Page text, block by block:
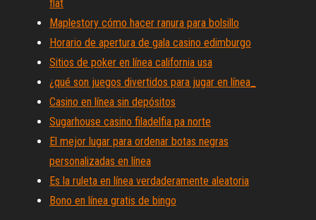
flat
Maplestory cómo hacer ranura para bolsillo
Horario de apertura de gala casino edimburgo
Sitios de poker en línea california usa
¿qué son juegos divertidos para jugar en línea_
Casino en línea sin depósitos
Sugarhouse casino filadelfia pa norte
El mejor lugar para ordenar botas negras
personalizadas en línea
Es la ruleta en línea verdaderamente aleatoria
Bono en línea gratis de bingo